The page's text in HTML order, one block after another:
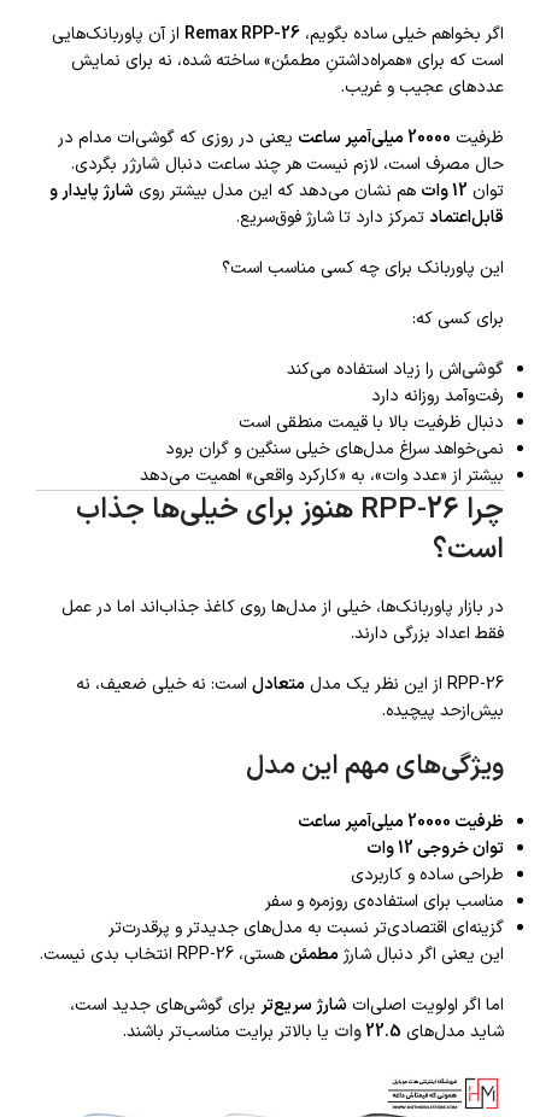
اگر بخواهم خیلی ساده بگویم، Remax RPP-26 از آن پاوربانک‌هایی
است که برای «همراه‌داشتنِ مطمئن» ساخته شده، نه برای نمایش
عددهای عجیب و غریب.
ظرفیت 20000 میلی‌آمپر ساعت
یعنی در روزی که گوشی‌ات مدام در
حال مصرف است، لازم نیست هر چند ساعت دنبال شارژر بگردی.
توان 12 وات هم نشان می‌دهد که این مدل بیشتر روی شارژ پایدار و
قابل‌اعتمادتمرکز دارد تا شارژ فوق‌سریع.
این پاوربانک برای چه کسی مناسب است؟
برای کسی که:
گوشی‌اش را زیاد استفاده می‌کند
رفت‌وآمد روزانه دارد
دنبال ظرفیت بالا با قیمت منطقی است
نمی‌خواهد سراغ مدل‌های خیلی سنگین و گران برود
بیشتر از «عدد وات»، به «کارکرد واقعی» اهمیت می‌دهد
چرا RPP-26 هنوز برای خیلی‌ها جذاب
است؟
در بازار پاوربانک‌ها، خیلی از مدل‌ها روی کاغذ جذاب‌اند اما در عمل
فقط اعداد بزرگی دارند.
RPP-26 از این نظر یک مدل
متعادل است: نه خیلی ضعیف، نه
بیش‌ازحد پیچیده.
ویژگی‌های مهم این مدل
ظرفیت 20000 میلی‌آمپر ساعت
توان خروجی 12 وات
طراحی ساده و کاربردی
مناسب برای استفاده‌ی روزمره و سفر
گزینه‌ای اقتصادی‌تر نسبت به مدل‌های جدیدتر و پرقدرت‌تر
این یعنی اگر دنبال شارژمطمئنهستی، RPP-26 انتخاب بدی نیست.
اما اگر اولویت اصلی‌ات شارژ سریع‌تر برای گوشی‌های جدید است،
شاید مدل‌های 22.5وات یا بالاتر برایت مناسب‌تر باشند.